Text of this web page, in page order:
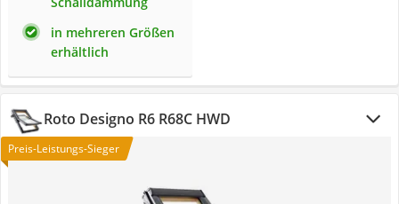
in mehreren Größen
erhältlich
Roto Designo R6 R68C HWD
Preis-Leistungs-Sieger